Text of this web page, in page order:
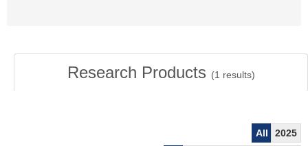
Research Products (1 results)
All
2025